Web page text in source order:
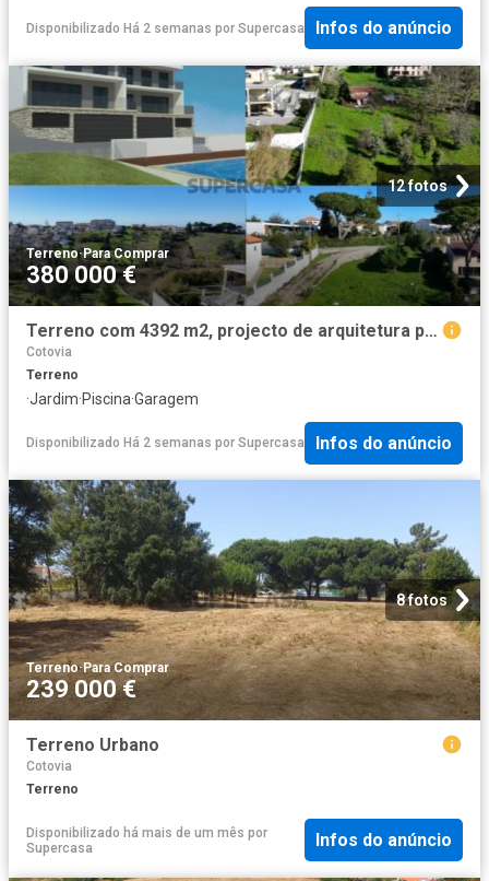
Disponibilizado Há 2 semanas por Supercasa Infos do anúncio
12 fotos
Terreno·Para Comprar
380 000 €
Terreno com 4392 m2, projecto de arquitetura para condomínio de 4 moradias, a 5 minutos de Sesimbra
Cotovia
Terreno
·Jardim·Piscina·Garagem
Disponibilizado Há 2 semanas por Supercasa Infos do anúncio
8 fotos
Terreno·Para Comprar
239 000 €
Terreno Urbano
Cotovia
Terreno
Disponibilizado há mais de um mês por
Supercasa
Infos do anúncio